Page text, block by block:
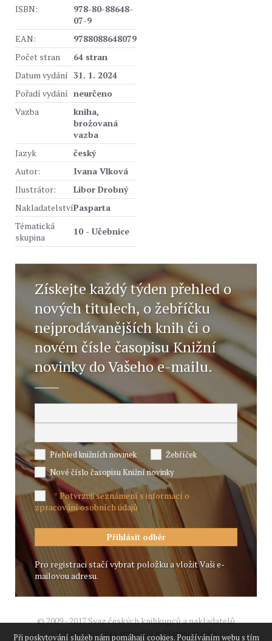
ISBN:
978-80-88648-
07-9
EAN:
9788088648079
Počet stran
64 stran
Datum vydání 31. 1. 2024
Pořadí vydání neurčeno
Vazba
kniha,
brožovaná
vazba
Jazyk
český
Autor:
Ivana Vlková
Ilustrátor:
Libor Drobný
NakladatelstvíPasparta
Tématická
skupina
10 - Učebnice
Získejte každý týden přehled o
nových titulech, o žebříčku
nejprodávanějších knih či o
novém čísle časopisu Knižní
novinky do Vašeho e-mailu.
Přehled knižních novinek
Žebříček
Nové číslo časopisu Knižní novinky
*Potvrzuji seznámení s informací o
zpracování osobních údajů
Pro registraci stačí vybrat položku a vložit Vaši e-
mailovou adresu.
© 2009 - 2017 Svaz českých knihkupců a nakladatelů
Webové stránky vytvořilo reklamní studio
Při poskytování služeb nám pomáhají cookies. Používáním webu s tím